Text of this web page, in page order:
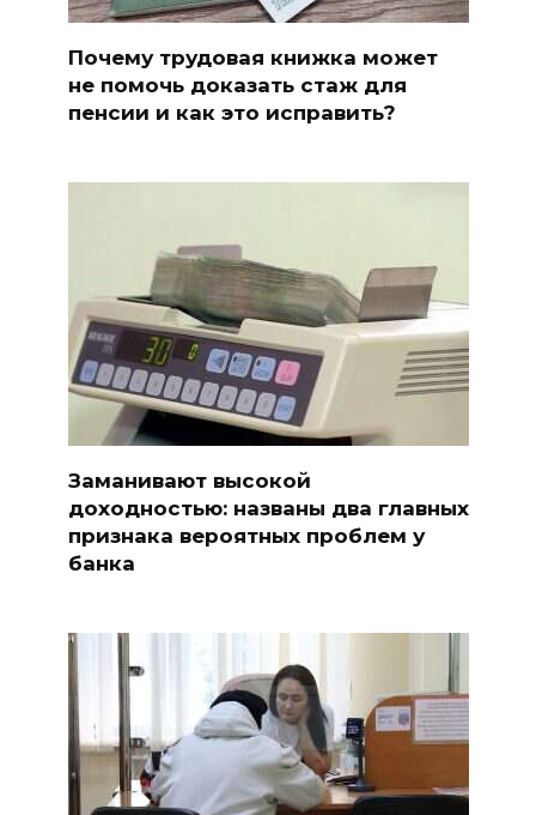
Почему трудовая книжка может
не помочь доказать стаж для
пенсии и как это исправить?
Заманивают высокой
доходностью: названы два главных
признака вероятных проблем у
банка